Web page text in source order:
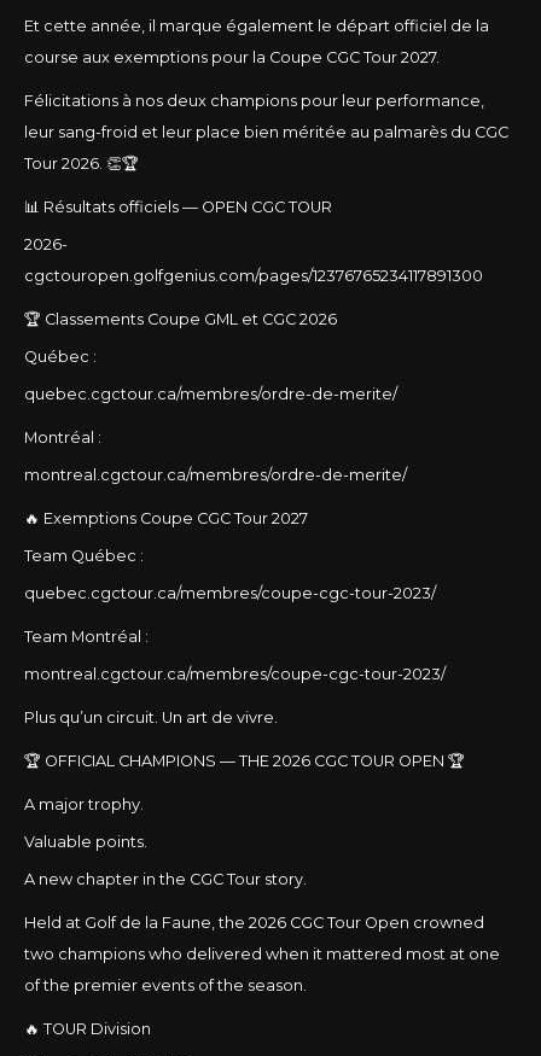
Et cette année, il marque également le départ officiel de la
course aux exemptions pour la Coupe CGC Tour 2027.
Félicitations à nos deux champions pour leur performance,
leur sang-froid et leur place bien méritée au palmarès du CGC
Tour 2026. 👏🏆
📊 Résultats officiels — OPEN CGC TOUR
2026-
cgctouropen.golfgenius.com/pages/12376765234117891300
🏆 Classements Coupe GML et CGC 2026
Québec :
quebec.cgctour.ca/membres/ordre-de-merite/
Montréal :
montreal.cgctour.ca/membres/ordre-de-merite/
🔥 Exemptions Coupe CGC Tour 2027
Team Québec :
quebec.cgctour.ca/membres/coupe-cgc-tour-2023/
Team Montréal :
montreal.cgctour.ca/membres/coupe-cgc-tour-2023/
Plus qu’un circuit. Un art de vivre.
🏆 OFFICIAL CHAMPIONS — THE 2026 CGC TOUR OPEN 🏆
A major trophy.
Valuable points.
A new chapter in the CGC Tour story.
Held at Golf de la Faune, the 2026 CGC Tour Open crowned
two champions who delivered when it mattered most at one
of the premier events of the season.
🔥 TOUR Division